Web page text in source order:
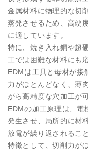
金属材料に物理的な切
蒸発させるため、高硬
に適しています。
特に、焼き入れ鋼や超
工では困難な材料にも
EDMは工具と母材が接
力がほとんどなく、薄
がら高精度な穴加工が
EDMの加工原理は、電
発生させ、局所的に材
放電が繰り返されるこ
特徴として、切削力が